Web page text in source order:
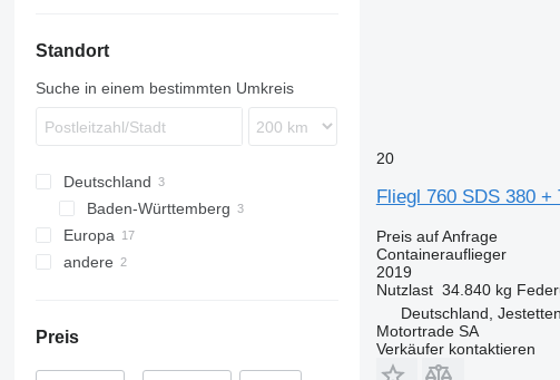
SGF
Standort
Suche in einem bestimmten Umkreis
Deutschland
Baden-Württemberg
Stuttgart
Jestetten
Europa
Niederlande
Rumänien
andere
Preis
20
Fliegl 760 SDS 380 +
Preis auf Anfrage
Containerauflieger
2019
Nutzlast 34.840 kg
Deutschland, Jestetten
Motortrade SA
Verkäufer kontaktieren